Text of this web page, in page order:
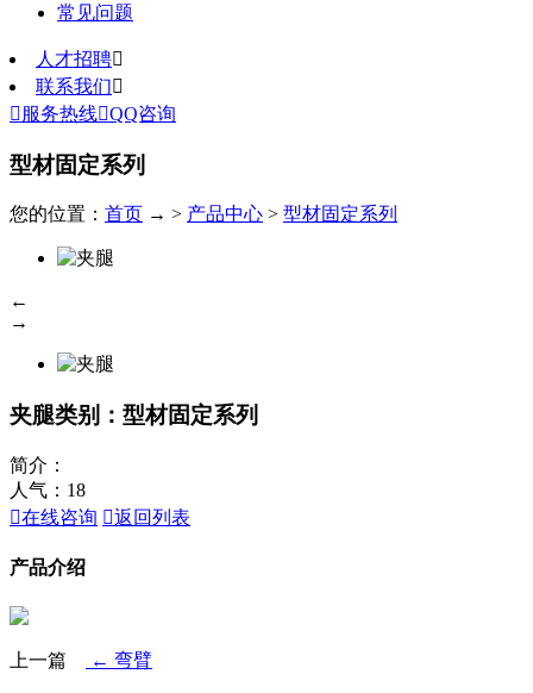
常见问题
人才招聘
联系我们
 服务热线QQ咨询
型材固定系列
您的位置： 首页 → > 产品中心 > 型材固定系列
←
→
夹腿类别：型材固定系列
简介：
人气： 18
在线咨询 返回列表
产品介绍
上一篇 ← 弯臂